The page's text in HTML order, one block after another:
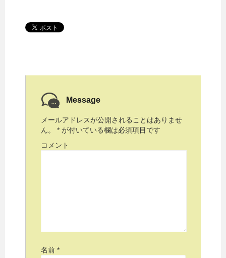
Message
メールアドレスが公開されることはありませ
ん。
* が付いている欄は必須項目です
コメント
名前 *